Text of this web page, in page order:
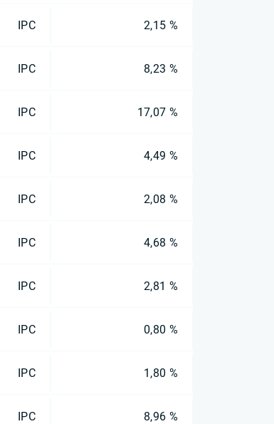
IPC 2,15 %
IPC 8,23 %
IPC 17,07 %
IPC 4,49 %
IPC 2,08 %
IPC 4,68 %
IPC 2,81 %
IPC 0,80 %
IPC 1,80 %
IPC 8,96 %